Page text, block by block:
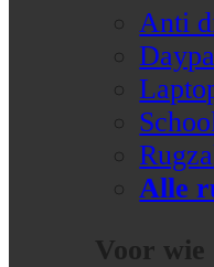
Anti
Alle
Voor wie